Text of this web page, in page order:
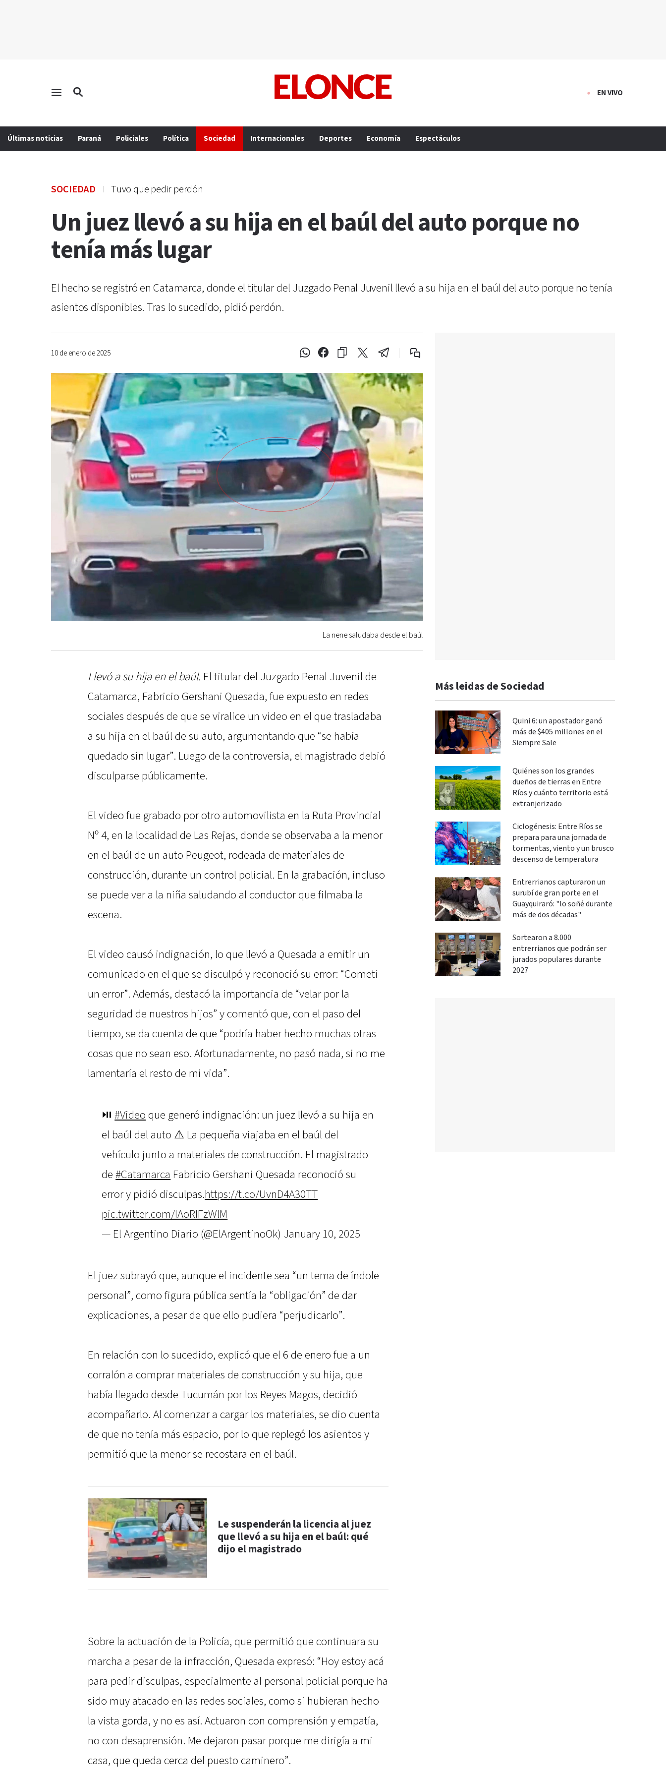
EN VIVO
Últimas noticias Paraná Policiales Política Sociedad Internacionales Deportes Economía Espectáculos
SOCIEDAD Tuvo que pedir perdón
Un juez llevó a su hija en el baúl del auto porque no
tenía más lugar
El hecho se registró en Catamarca, donde el titular del Juzgado Penal Juvenil llevó a su hija en el baúl del auto porque no tenía
asientos disponibles. Tras lo sucedido, pidió perdón.
10 de enero de 2025
La nene saludaba desde el baúl
Llevó a su hija en el baúl. El titular del Juzgado Penal Juvenil de
Catamarca, Fabricio Gershani Quesada, fue expuesto en redes
sociales después de que se viralice un video en el que trasladaba
a su hija en el baúl de su auto, argumentando que “se había
quedado sin lugar”. Luego de la controversia, el magistrado debió
disculparse públicamente.
El video fue grabado por otro automovilista en la Ruta Provincial
Nº 4, en la localidad de Las Rejas, donde se observaba a la menor
en el baúl de un auto Peugeot, rodeada de materiales de
construcción, durante un control policial. En la grabación, incluso
se puede ver a la niña saludando al conductor que filmaba la
escena.
El video causó indignación, lo que llevó a Quesada a emitir un
comunicado en el que se disculpó y reconoció su error: “Cometí
un error”. Además, destacó la importancia de “velar por la
seguridad de nuestros hijos” y comentó que, con el paso del
tiempo, se da cuenta de que “podría haber hecho muchas otras
cosas que no sean eso. Afortunadamente, no pasó nada, si no me
lamentaría el resto de mi vida”.
⏯️#Video que generó indignación: un juez llevó a su hija en
el baúl del auto ⚠️ La pequeña viajaba en el baúl del
vehículo junto a materiales de construcción. El magistrado
de#Catamarca Fabricio Gershani Quesada reconoció su
error y pidió disculpas.https://t.co/UvnD4A30TT
pic.twitter.com/IAoRIFzWlM
— El Argentino Diario (@ElArgentinoOk) January 10, 2025
El juez subrayó que, aunque el incidente sea “un tema de índole
personal”, como figura pública sentía la “obligación” de dar
explicaciones, a pesar de que ello pudiera “perjudicarlo”.
En relación con lo sucedido, explicó que el 6 de enero fue a un
corralón a comprar materiales de construcción y su hija, que
había llegado desde Tucumán por los Reyes Magos, decidió
acompañarlo. Al comenzar a cargar los materiales, se dio cuenta
de que no tenía más espacio, por lo que replegó los asientos y
permitió que la menor se recostara en el baúl.
Le suspenderán la licencia al juez
que llevó a su hija en el baúl: qué
dijo el magistrado
Sobre la actuación de la Policía, que permitió que continuara su
marcha a pesar de la infracción, Quesada expresó: “Hoy estoy acá
para pedir disculpas, especialmente al personal policial porque ha
sido muy atacado en las redes sociales, como si hubieran hecho
la vista gorda, y no es así. Actuaron con comprensión y empatía,
no con desaprensión. Me dejaron pasar porque me dirigía a mi
casa, que queda cerca del puesto caminero”.
Más leidas de Sociedad
Quini 6: un apostador ganó
más de $405 millones en el
Siempre Sale
Quiénes son los grandes
dueños de tierras en Entre
Ríos y cuánto territorio está
extranjerizado
Ciclogénesis: Entre Ríos se
prepara para una jornada de
tormentas, viento y un brusco
descenso de temperatura
Entrerrianos capturaron un
surubí de gran porte en el
Guayquiraró: "lo soñé durante
más de dos décadas"
Sortearon a 8.000
entrerrianos que podrán ser
jurados populares durante
2027